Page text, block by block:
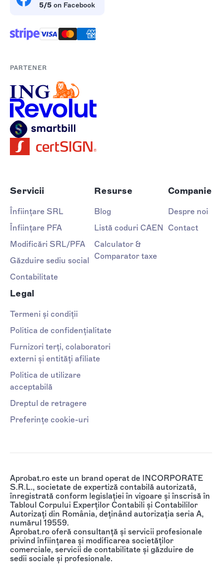
5/5 on Facebook
PARTENER
Servicii
Înființare SRL
Înființare PFA
Modificări SRL/PFA
Găzduire sediu social
Contabilitate
Resurse
Blog
Listă coduri CAEN
Calculator &
Comparator taxe
Companie
Despre noi
Contact
Legal
Termeni și condiții
Politica de confidențialitate
Furnizori terți, colaboratori
externi și entități afiliate
Politica de utilizare
acceptabilă
Dreptul de retragere
Preferințe cookie-uri
Aprobat.ro este un brand operat de INCORPORATE
S.R.L., societate de expertiză contabilă autorizată,
înregistrată conform legislației în vigoare și înscrisă în
Tabloul Corpului Experților Contabili și Contabililor
Autorizați din România, deținând autorizația seria A,
numărul 19559.
Aprobat.ro oferă consultanță și servicii profesionale
privind înființarea și modificarea societăților
comerciale, servicii de contabilitate și găzduire de
sedii sociale și profesionale.